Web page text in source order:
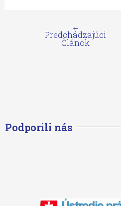
←
Predchádzajúci
Článok
Podporili nás